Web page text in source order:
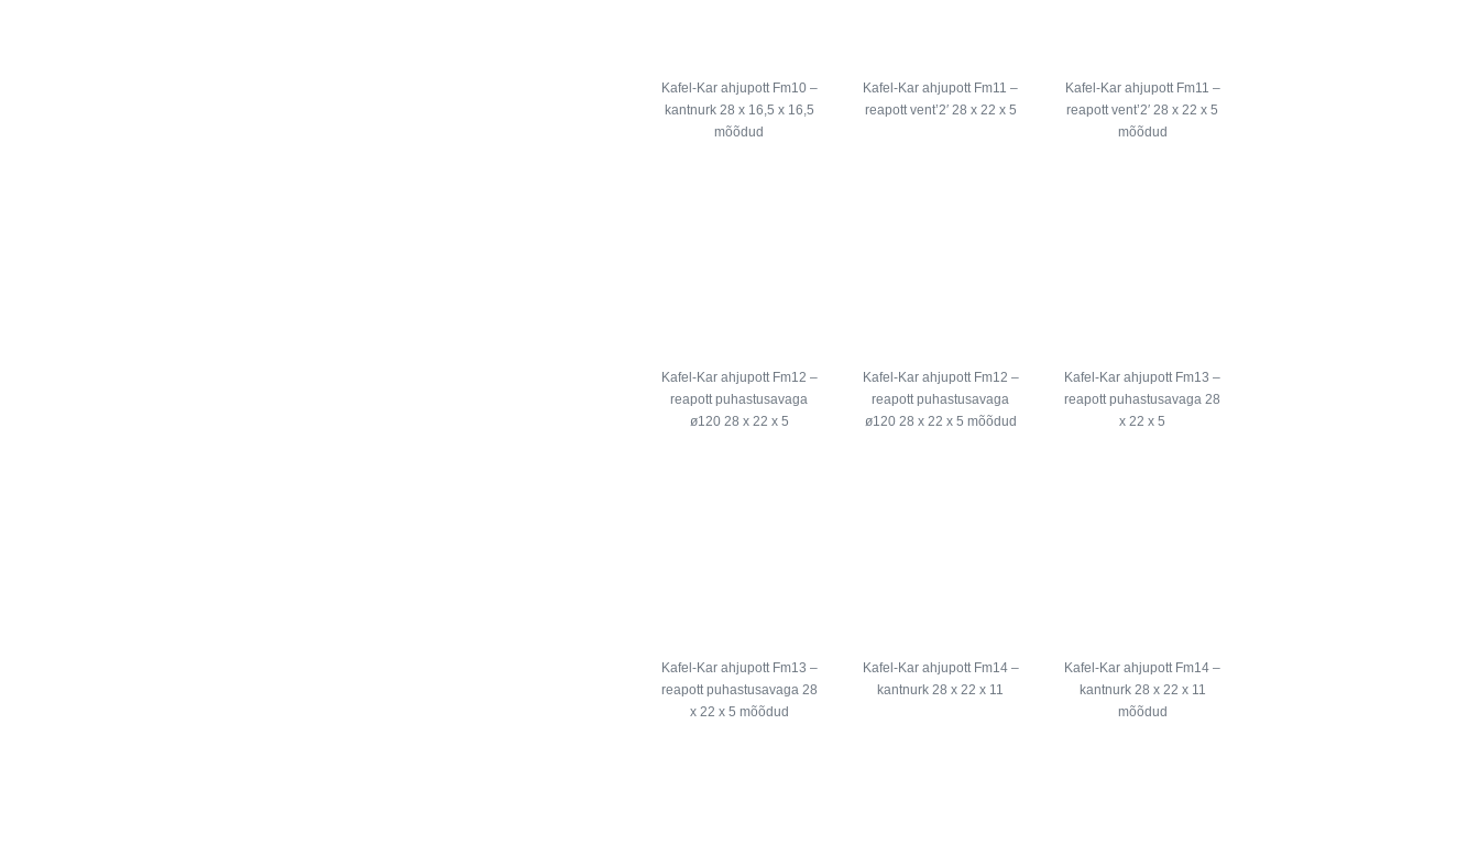
Kafel-Kar ahjupott Fm10 –
kantnurk 28 x 16,5 x 16,5
mõõdud
Kafel-Kar ahjupott Fm11 –
reapott vent’2′ 28 x 22 x 5
Kafel-Kar ahjupott Fm11 –
reapott vent’2′ 28 x 22 x 5
mõõdud
Kafel-Kar ahjupott Fm12 –
reapott puhastusavaga
ø120 28 x 22 x 5
Kafel-Kar ahjupott Fm12 –
reapott puhastusavaga
ø120 28 x 22 x 5 mõõdud
Kafel-Kar ahjupott Fm13 –
reapott puhastusavaga 28
x 22 x 5
Kafel-Kar ahjupott Fm13 –
reapott puhastusavaga 28
x 22 x 5 mõõdud
Kafel-Kar ahjupott Fm14 –
kantnurk 28 x 22 x 11
Kafel-Kar ahjupott Fm14 –
kantnurk 28 x 22 x 11
mõõdud